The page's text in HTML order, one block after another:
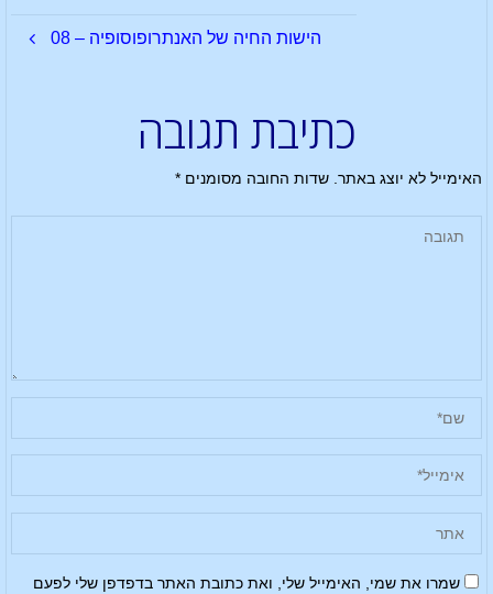
הישות החיה של האנתרופוסופיה – 08
כתיבת תגובה
האימייל לא יוצג באתר. שדות החובה מסומנים*
שמרו את שמי, האימייל שלי, ואת כתובת האתר בדפדפן שלי לפעם